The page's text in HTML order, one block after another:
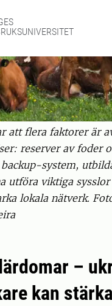
att flera faktorer är
reserver av foder
system,
utföra viktiga
lokala nätverk.
–
kan stärka